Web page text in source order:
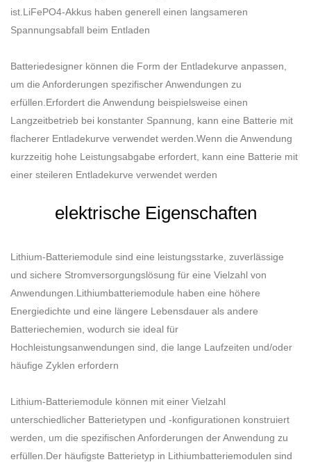
ist.LiFePO4-Akkus haben generell einen langsameren
Spannungsabfall beim Entladen
Batteriedesigner können die Form der Entladekurve anpassen,
um die Anforderungen spezifischer Anwendungen zu
erfüllen.Erfordert die Anwendung beispielsweise einen
Langzeitbetrieb bei konstanter Spannung, kann eine Batterie mit
flacherer Entladekurve verwendet werden.Wenn die Anwendung
kurzzeitig hohe Leistungsabgabe erfordert, kann eine Batterie mit
einer steileren Entladekurve verwendet werden
elektrische Eigenschaften
Lithium-Batteriemodule sind eine leistungsstarke, zuverlässige
und sichere Stromversorgungslösung für eine Vielzahl von
Anwendungen.Lithiumbatteriemodule haben eine höhere
Energiedichte und eine längere Lebensdauer als andere
Batteriechemien, wodurch sie ideal für
Hochleistungsanwendungen sind, die lange Laufzeiten und/oder
häufige Zyklen erfordern
Lithium-Batteriemodule können mit einer Vielzahl
unterschiedlicher Batterietypen und -konfigurationen konstruiert
werden, um die spezifischen Anforderungen der Anwendung zu
erfüllen.Der häufigste Batterietyp in Lithiumbatteriemodulen sind